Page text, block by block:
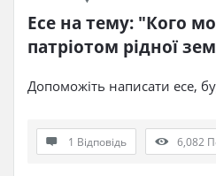
Есе на тему: "Кого
патріотом рідної
Допоможіть написати есе,
1 Відповідь 6,082